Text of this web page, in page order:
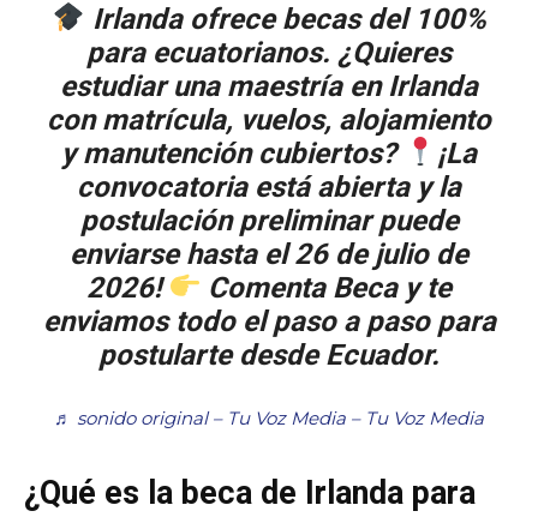
Irlanda ofrece becas del 100%
para ecuatorianos. ¿Quieres
estudiar una maestría en Irlanda
con matrícula, vuelos, alojamiento
y manutención cubiertos?
¡La
convocatoria está abierta y la
postulación preliminar puede
enviarse hasta el 26 de julio de
2026!
Comenta Beca y te
enviamos todo el paso a paso para
postularte desde Ecuador.
♬ sonido original – Tu Voz Media – Tu Voz Media
¿Qué es la beca de Irlanda para